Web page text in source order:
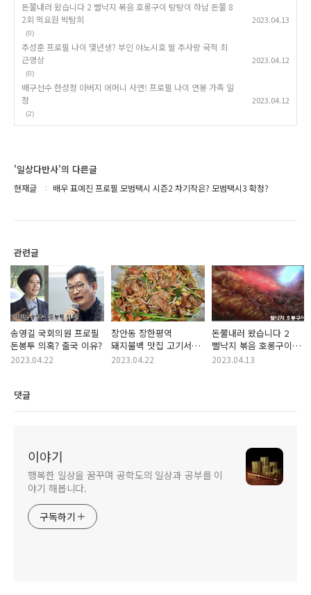
돈쭐내러 왔습니다 2 뻘낙지 볶음 호롱구이 탕탕이 하남 돈쭐 8
2회 먹요원 박탐희
(0)
2023.04.13
추성훈 프로필 나이 몇년생? 부인 야노시호 딸 추사랑 국적 최
근영상
(0)
2023.04.12
배구선수 한성정 아버지 어머니 사연! 프로필 나이 연봉 가족 일
정
(2)
2023.04.12
'일상다반사'의 다른글
현재글 배우 표예진 프로필 모범택시 시즌2 차기작은? 모범택시3 확정?
관련글
송영길 국회의원 프로필
돈봉투 의혹? 출국 이유?
2023.04.22
장안동 장한평역
돼지불백 맛집 고기서
만나 나왔으면!
2023.04.22
돈쭐내러 왔습니다 2
뻘낙지 볶음 호롱구이
탕탕이 하남 돈쭐 82회
2023.04.13
댓글
이야기
행복한 일상을 꿈꾸며 공학도의 일상과 공부를 이
야기 해봅니다.
구독하기